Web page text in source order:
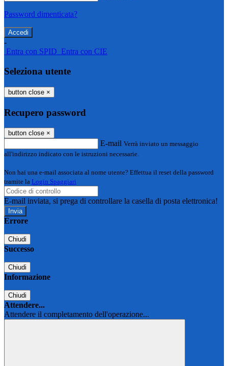
Password dimenticata?
-
Entra con SPID Entra con CIE
Seleziona utente
button close ×
Recupero password
button close ×
E-mail Verrà inviato un messaggio
all'indirizzo indicato con le istruzioni necessarie.
Non hai una e-mail associata al nome utente? Effettua il reset della password
tramite la Login Spaggiari
E-mail inviata, si prega di controllare la casella di posta elettronica!
Errore
Chiudi
Successo
Chiudi
Informazione
Chiudi
Attendere...
Attendere il completamento dell'operazione...